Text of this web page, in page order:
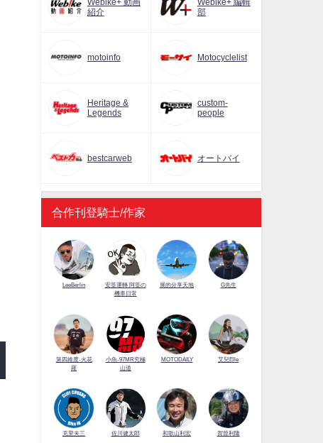
Webike+ 動画
紹介
Webike+ 編輯
部
motoinfo Motocyclelist
Heritage &
Legends
custom-
people
bestcarweb オートバイ
合作刊登騎士/作家
LeeBerlin
安筌運轉 阿筌の
機車日常
展的分享天地 G先生
第四維度-火花
羅
小魚-97MR究極
山道
MOTODAILY 艾兒Elle
克里夫三 佐川健太郎 和歌山利宏 賀曾利隆